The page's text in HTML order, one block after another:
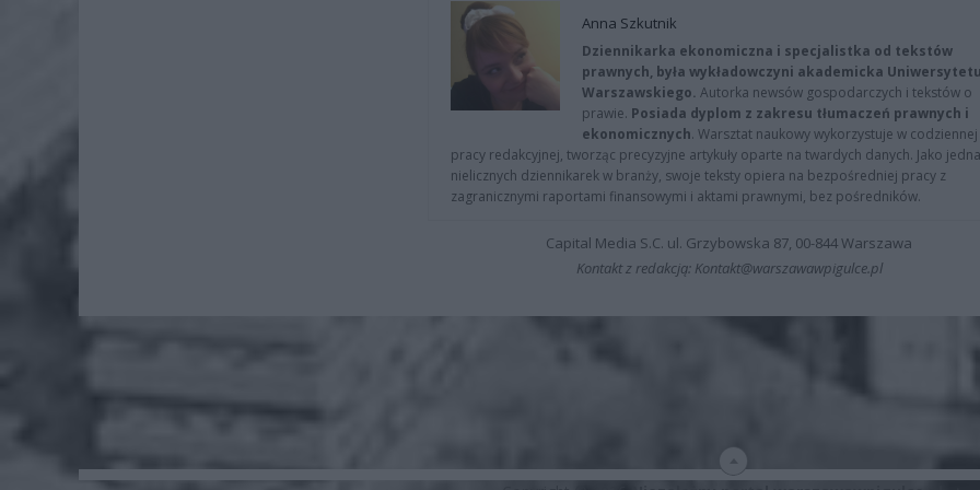
Anna Szkutnik
Dziennikarka ekonomiczna i specjalistka od tekstów
prawnych, była wykładowczyni akademicka
Warszawskiego. Autorka newsów gospodarczych i tekstów o
prawie. Posiada dyplom z zakresu tłumaczeń prawnych i
ekonomicznych. Warsztat naukowy wykorzystuje w codziennej
pracy redakcyjnej, tworząc precyzyjne artykuły oparte na twardych danych. Jako
nielicznych dziennikarek w branży, swoje teksty opiera na bezpośredniej pracy z
zagranicznymi raportami finansowymi i aktami prawnymi, bez pośredników.
Capital Media S.C. ul. Grzybowska 87, 00-844 Warszawa
Kontakt z redakcją: Kontakt@warszawawpigulce.pl